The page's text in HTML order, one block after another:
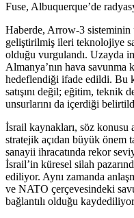
Fuse, Albuquerque’de
Haberde, Arrow-3 sisteminin
geliştirilmiş ileri teknolojiye
olduğu vurgulandı. Uzayda
Almanya’nın hava savunma
hedeflendiği ifade edildi. Bu
satışını değil; eğitim, teknik
unsurlarını da içerdiği
İsrail kaynakları, söz konusu
stratejik açıdan büyük önem
sanayii ihracatında rekor
İsrail’in küresel silah
ediliyor. Aynı zamanda
ve NATO çerçevesindeki
bağlantılı olduğu